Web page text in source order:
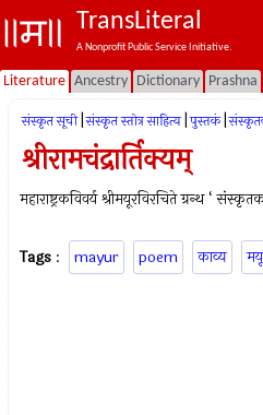
TransLiteral
A Nonprofit Public Service Initiative.
Literature Ancestry Dictionary Prashna
संस्कृत सूची संस्कृत स्तोत्र साहित्य पुस्तकं
श्रीरामचंद्रार्तिक्यम्
महाराष्ट्रकविवर्य श्रीमयूरविरचिते ग्रन्थ ‘
Tags : mayur poem काव्य